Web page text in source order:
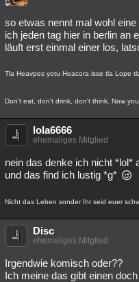
so etwas nennt mal wohl
ich jeden tag hier in berlin an
läuft erst einmal einer los,
Tla Heavpes yotu Heacora isse tla Lope
Don't eat, don't drink, don't think. Now
lola6666
ehemaliges Mitglied
nein das denke ich nicht *lol*
und das find ich lustig *g*
Nicht das Leben sonder Ihr seid euer
Disc
ehemaliges Mitglied
Irgendwie komisch oder??
Ich meine das gibt einen